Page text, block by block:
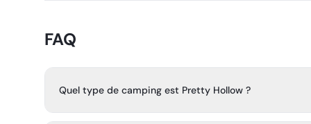
FAQ
Quel type de camping est Pretty Hollow ?